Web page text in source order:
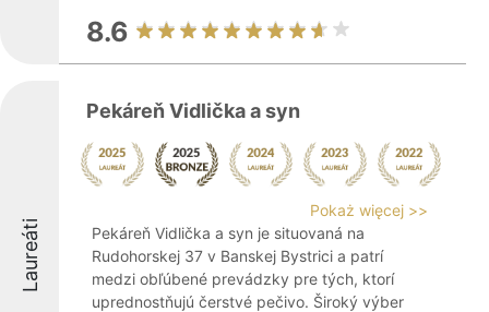
8.6
Laureáti
Pekáreň Vidlička a syn
Pokaż więcej >>
Pekáreň Vidlička a syn je situovaná na
Rudohorskej 37 v Banskej Bystrici a patrí
medzi obľúbené prevádzky pre tých, ktorí
uprednostňujú čerstvé pečivo. Široký výber